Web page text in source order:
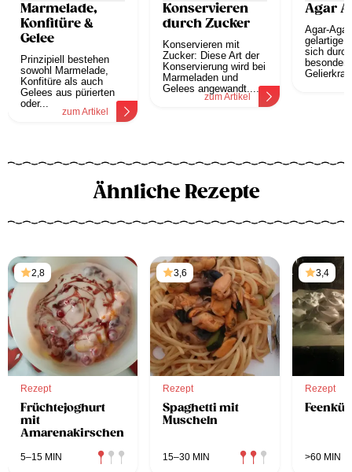
Marmelade,
Konfitüre &
Gelee
Prinzipiell bestehen
sowohl Marmelade,
Konfitüre als auch
Gelees aus pürierten
oder...
zum Artikel
Konservieren
durch Zucker
Konservieren mit
Zucker: Diese Art der
Konservierung wird bei
Marmeladen und
Gelees angewandt....
zum Artikel
Agar
Agar-
gelartige
sich
Ähnliche Rezepte
2,8
Rezept
Früchtejoghurt
mit
Amarenakirschen
5–15 MIN
3,6
Rezept
Spaghetti mit
Muscheln
15–30 MIN
3,4
Rezept
>60 MIN